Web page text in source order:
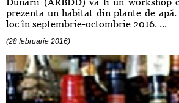
prezenta un habitat din plante de apă.
loc în septembrie-octombrie 2016. ...
(28 februarie 2016)